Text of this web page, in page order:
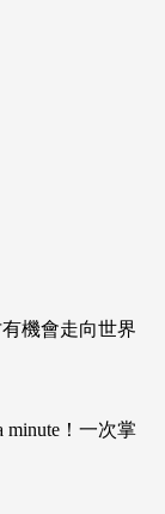
機會走向世界
minute！一次掌